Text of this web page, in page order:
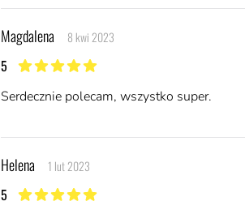
Magdalena 8 kwi 2023
5
5 z 5 gwiazdek
Serdecznie polecam, wszystko super.
Helena 1 lut 2023
5
5 z 5 gwiazdek